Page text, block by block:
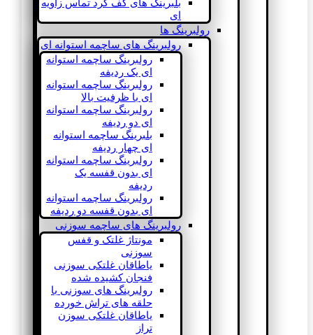
بلبرینگ های کف گرد تماس زاویه
ای
رولبرینگ ها
رولبرینگ های ساچمه استوانه ای
رولبرینگ ساچمه استوانه
ای یک ردیفه
رولبرینگ ساچمه استوانه
ای با ظرفیت بالا
رولبرینگ ساچمه استوانه
ای دو ردیفه
بلبرینگ ساچمه استوانه
ای چهار ردیفه
رولبرینگ ساچمه استوانه
ای بدون قفسه یک
ردیفه
رولبرینگ ساچمه استوانه
ای بدون قفسه دو ردیفه
رولبرینگ های ساچمه سوزنی
مونتاژ غلتک و قفس
سوزنی
یاطاقان غلتکی سوزنی
فنجان کشیده شده
رولبرینگ های سوزنی با
حلقه های تراش خورده
یاطاقان غلتکی سوزن
تراز